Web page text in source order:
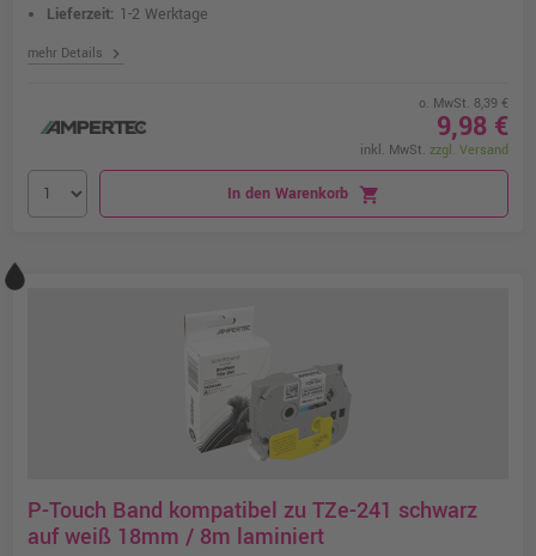
Lieferzeit: 1-2 Werktage
mehr Details chevron_right
o. MwSt. 8,39 €
9,98 €
inkl. MwSt. zzgl. Versand
In den Warenkorb shopping_cart
P-Touch Band kompatibel zu TZe-241 schwarz
auf weiß 18mm / 8m laminiert